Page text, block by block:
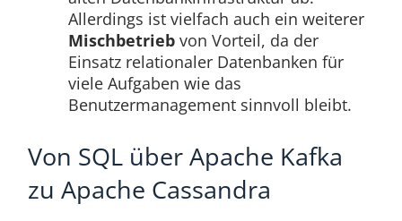
Allerdings ist vielfach auch ein weiterer
Mischbetriebvon Vorteil, da der
Einsatz relationaler Datenbanken für
viele Aufgaben wie das
Benutzermanagement sinnvoll bleibt.
Von SQL über Apache Kafka
zu Apache Cassandra